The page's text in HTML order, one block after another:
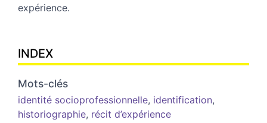
expérience.
INDEX
Mots-clés
identité socioprofessionnelle, identification,
historiographie, récit d’expérience